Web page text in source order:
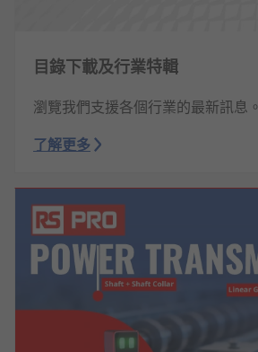
目錄下載及行業特輯
瀏覽我們支援各個行業的最新訊息。
了解更多